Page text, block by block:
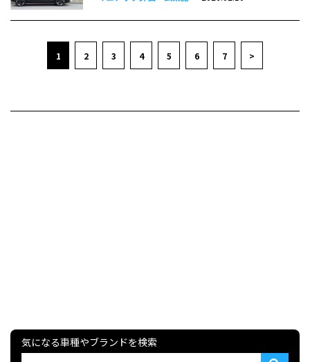
1 2 3 4 5 6 7 >
気になる車種やブランドを検索